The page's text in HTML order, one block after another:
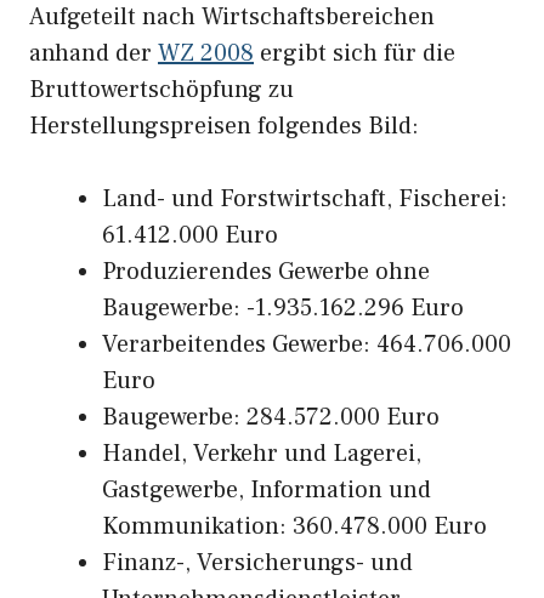
Aufgeteilt nach Wirtschaftsbereichen
anhand der WZ 2008 ergibt sich für die
Bruttowertschöpfung zu
Herstellungspreisen folgendes Bild:
Land- und Forstwirtschaft, Fischerei:
61.412.000 Euro
Produzierendes Gewerbe ohne
Baugewerbe: -1.935.162.296 Euro
Verarbeitendes Gewerbe: 464.706.000
Euro
Baugewerbe: 284.572.000 Euro
Handel, Verkehr und Lagerei,
Gastgewerbe, Information und
Kommunikation: 360.478.000 Euro
Finanz-, Versicherungs- und